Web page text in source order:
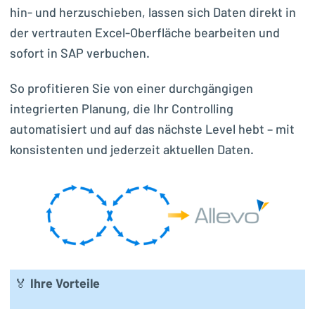
hin- und herzuschieben, lassen sich Daten direkt in
der vertrauten Excel-Oberfläche bearbeiten und
sofort in SAP verbuchen.
So profitieren Sie von einer durchgängigen
integrierten Planung, die Ihr Controlling
automatisiert und auf das nächste Level hebt – mit
konsistenten und jederzeit aktuellen Daten.
🏅 Ihre Vorteile